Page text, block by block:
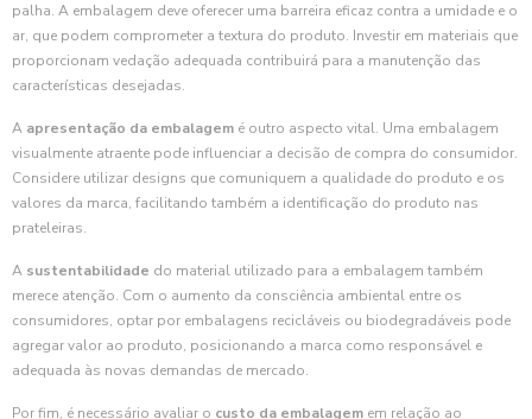
palha. A embalagem deve oferecer uma barreira eficaz contra a umidade e o
ar, que podem comprometer a textura do produto. Investir em materiais que
proporcionam vedação adequada contribuirá para a manutenção das
características desejadas.
A apresentação da embalagem é outro aspecto vital. Uma embalagem
visualmente atraente pode influenciar a decisão de compra do consumidor.
Considere utilizar designs que comuniquem a qualidade do produto e os
valores da marca, facilitando também a identificação do produto nas
prateleiras.
A sustentabilidade do material utilizado para a embalagem também
merece atenção. Com o aumento da consciência ambiental entre os
consumidores, optar por embalagens recicláveis ou biodegradáveis pode
agregar valor ao produto, posicionando a marca como responsável e
adequada às novas demandas de mercado.
Por fim, é necessário avaliar o custo da embalagem em relação ao